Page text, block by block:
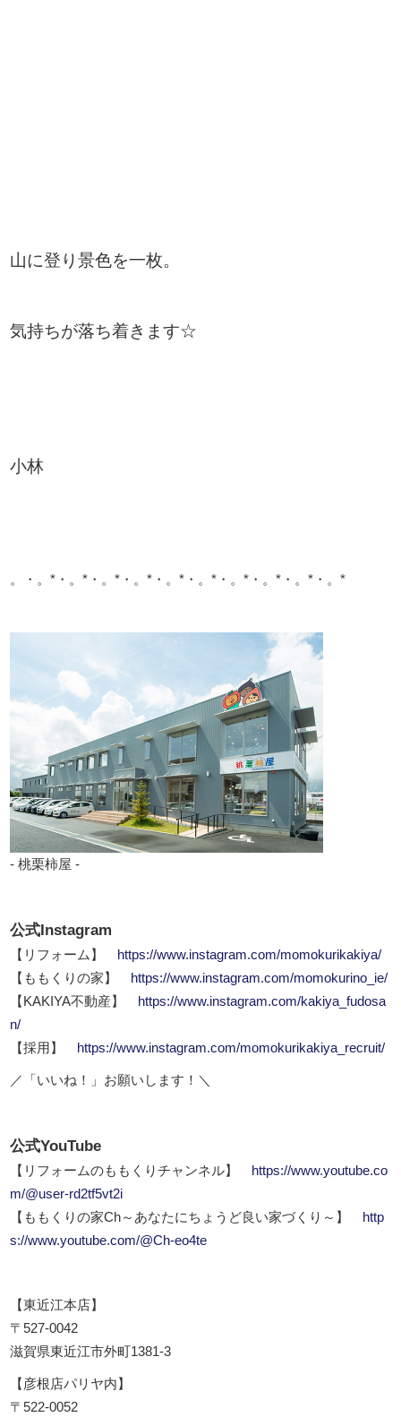
山に登り景色を一枚。
気持ちが落ち着きます☆
小林
。・。*・。*・。*・。*・。*・。*・。*・。*・。*・。*
- 桃栗柿屋 -
公式Instagram
【リフォーム】
https://www.instagram.com/momokurikakiya/
【ももくりの家】
https://www.instagram.com/momokurino_ie/
【KAKIYA不動産】
https://www.instagram.com/kakiya_fudosa
n/
【採用】
https://www.instagram.com/momokurikakiya_recruit/
／「いいね！」お願いします！＼
公式YouTube
【リフォームのももくりチャンネル】
https://www.youtube.co
m/@user-rd2tf5vt2i
【ももくりの家Ch～あなたにちょうど良い家づくり～】
http
s://www.youtube.com/@Ch-eo4te
【東近江本店】
〒527-0042
滋賀県東近江市外町1381-3
【彦根店パリヤ内】
〒522-0052